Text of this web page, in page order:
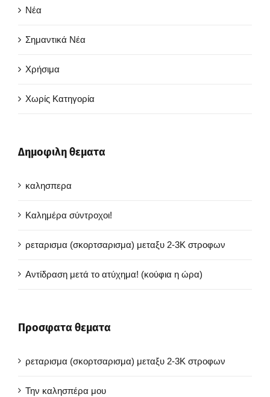
Νέα
Σημαντικά Νέα
Χρήσιμα
Χωρίς Κατηγορία
Δημοφιλη θεματα
καλησπερα
Καλημέρα σύντροχοι!
ρεταρισμα (σκορτσαρισμα) μεταξυ 2-3Κ στροφων
Αντίδραση μετά το ατύχημα! (κούφια η ώρα)
Προσφατα θεματα
ρεταρισμα (σκορτσαρισμα) μεταξυ 2-3Κ στροφων
Την καλησπέρα μου